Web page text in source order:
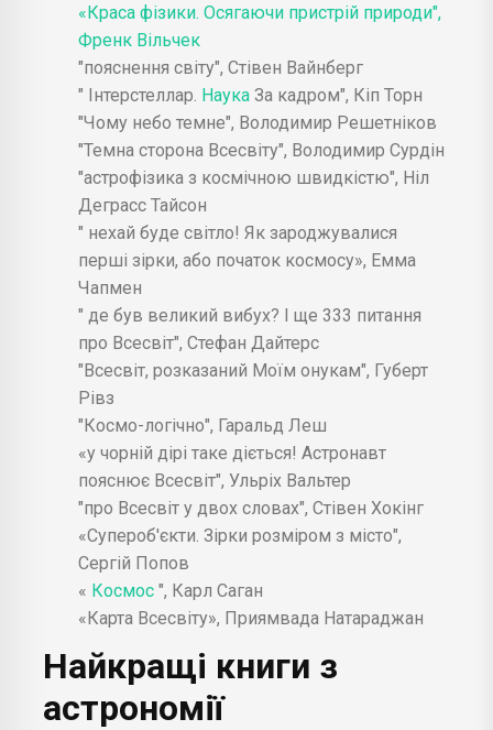
«Краса фізики. Осягаючи пристрій природи",
Френк Вільчек
"пояснення світу", Стівен Вайнберг
" Інтерстеллар. Наука За кадром", Кіп Торн
"Чому небо темне", Володимир Решетніков
"Темна сторона Всесвіту", Володимир Сурдін
"астрофізика з космічною швидкістю", Ніл
Деграсс Тайсон
" нехай буде світло! Як зароджувалися
перші зірки, або початок космосу», Емма
Чапмен
" де був великий вибух? І ще 333 питання
про Всесвіт", Стефан Дайтерс
"Всесвіт, розказаний Моїм онукам", Губерт
Рівз
"Космо-логічно", Гаральд Леш
«у чорній дірі таке діється! Астронавт
пояснює Всесвіт", Ульріх Вальтер
"про Всесвіт у двох словах", Стівен Хокінг
«Супероб'єкти. Зірки розміром з місто",
Сергій Попов
« Космос ", Карл Саган
«Карта Всесвіту», Приямвада Натараджан
Найкращі книги з
астрономії